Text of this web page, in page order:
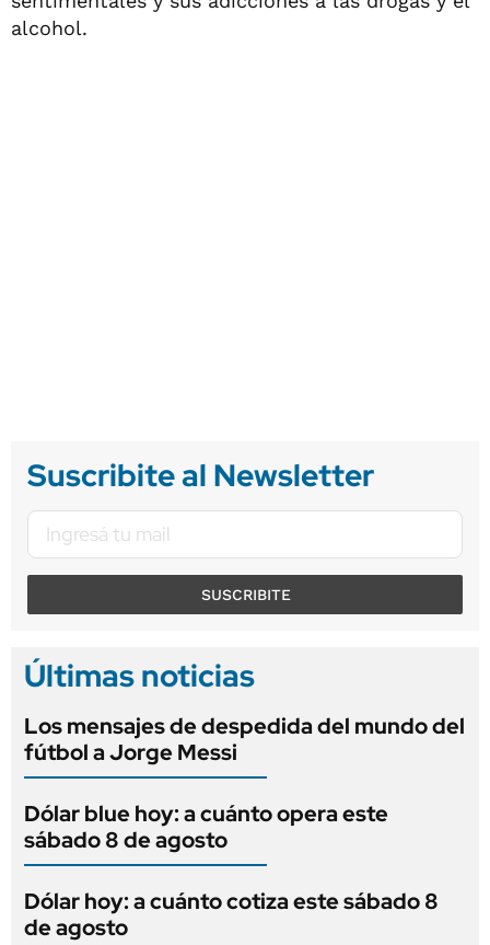
alcohol.
Suscribite al Newsletter
SUSCRIBITE
Últimas noticias
Los mensajes de despedida del mundo del
fútbol a Jorge Messi
Dólar blue hoy: a cuánto opera este
sábado 8 de agosto
Dólar hoy: a cuánto cotiza este sábado 8
de agosto